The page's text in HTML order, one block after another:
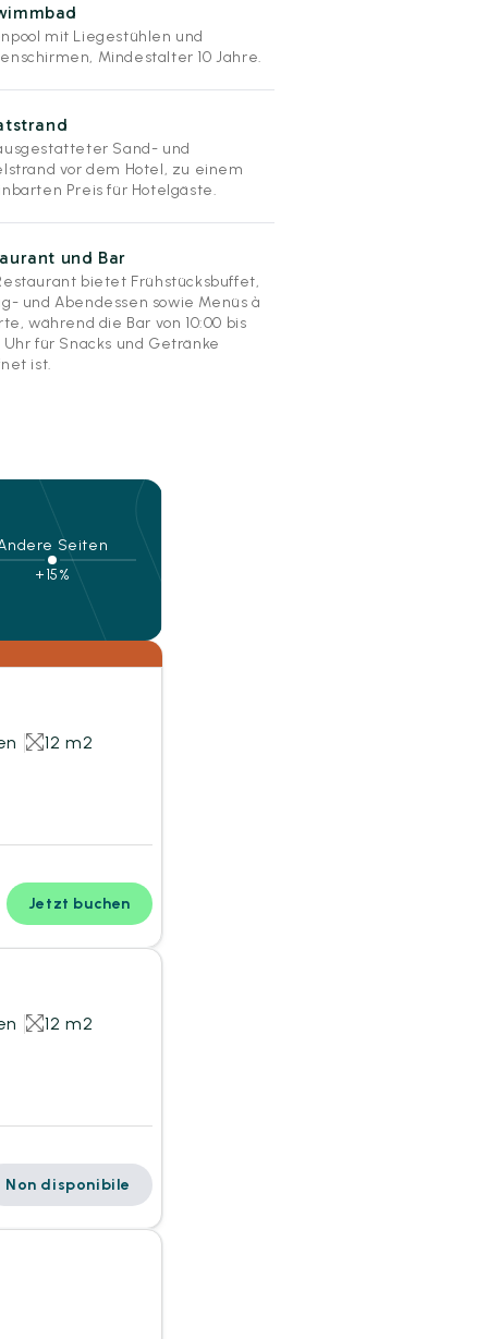
mit Liegestühlen und
Mindestalter 10 Jahre.
Sand- und
vor dem Hotel, zu einem
Preis für Hotelgäste.
und Bar
bietet Frühstücksbuffet,
und Abendessen sowie Menüs à
während die Bar von 10:00 bis
Uhr für Snacks und Getränke
ist.
Seiten
+15%
12 m2
Jetzt buchen
12 m2
Non disponibile